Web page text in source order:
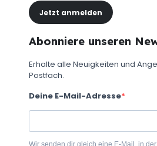
Jetzt anmelden
Abonniere unseren
Erhalte alle Neuigkeiten und
Postfach.
Deine E-Mail-Adresse